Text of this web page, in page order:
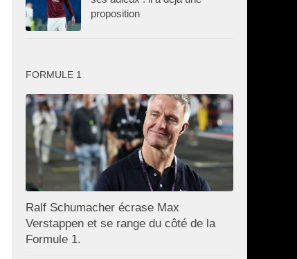
proposition
FORMULE 1
Ralf Schumacher écrase Max
Verstappen et se range du côté de la
Formule 1.